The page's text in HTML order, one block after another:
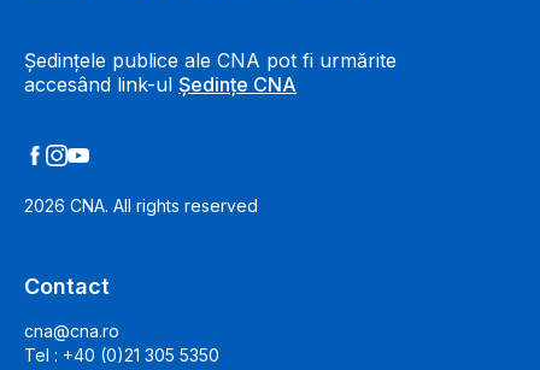
Ședințele publice ale CNA pot fi urmărite
accesând link-ul Ședințe CNA
2026 CNA. All rights reserved
Contact
cna@cna.ro
Tel : +40 (0)21 305 5350